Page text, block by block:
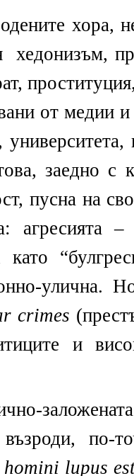
хора,
хедонизъм,
от медии
заедно с
пусна на
агресията
улична.
crimes
и
възроди, по-
homini lupus